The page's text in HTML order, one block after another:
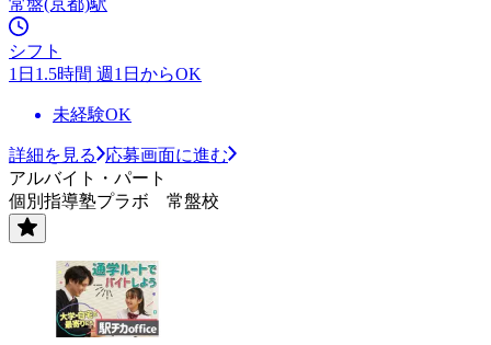
シフト
1日1.5時間 週1日からOK
未経験OK
詳細を見る
応募画面に進む
アルバイト・パート
個別指導塾プラボ 常盤校